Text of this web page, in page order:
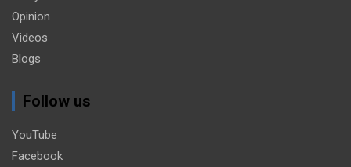
Opinion
Videos
Blogs
Follow us
YouTube
Facebook